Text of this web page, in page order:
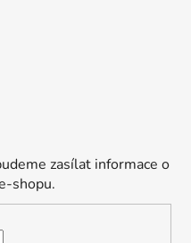
zasílat informace o
shopu.